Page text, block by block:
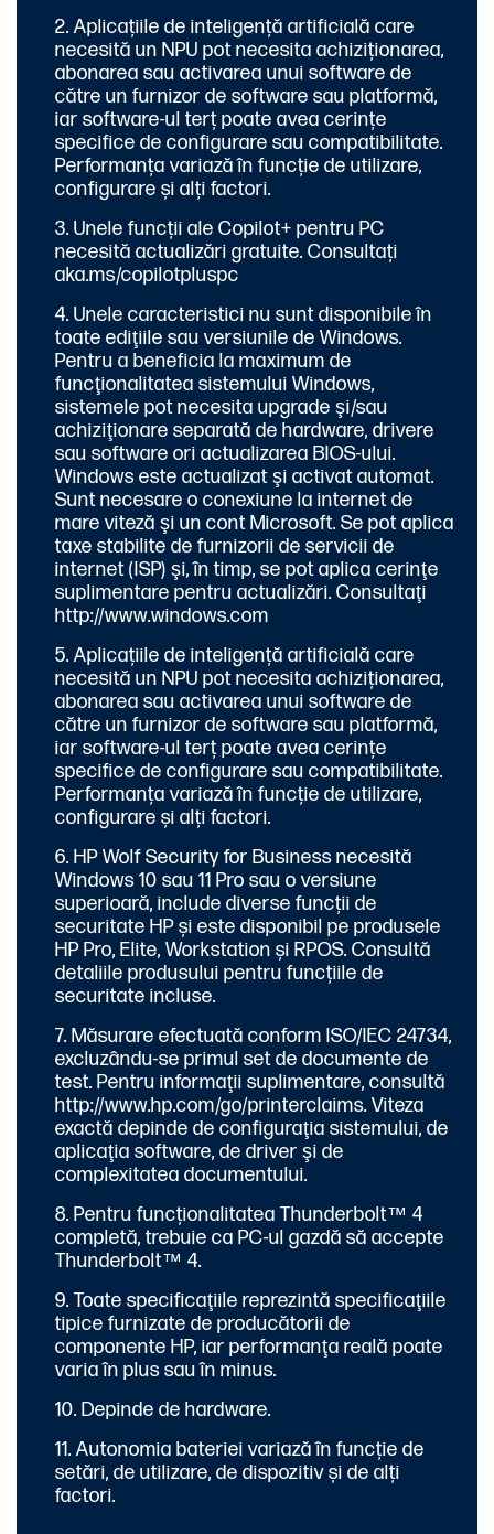
Aplicațiile de inteligență artificială care
necesită un NPU pot necesita achiziționarea,
abonarea sau activarea unui software de
către un furnizor de software sau platformă,
iar software-ul terț poate avea cerințe
specifice de configurare sau compatibilitate.
Performanța variază în funcție de utilizare,
configurare și alți factori.
Unele funcții ale Copilot+ pentru PC
necesită actualizări gratuite. Consultați
aka.ms/copilotpluspc
Unele caracteristici nu sunt disponibile în
toate ediţiile sau versiunile de Windows.
Pentru a beneficia la maximum de
funcţionalitatea sistemului Windows,
sistemele pot necesita upgrade şi/sau
achiziţionare separată de hardware, drivere
sau software ori actualizarea BIOS-ului.
Windows este actualizat şi activat automat.
Sunt necesare o conexiune la internet de
mare viteză şi un cont Microsoft. Se pot aplica
taxe stabilite de furnizorii de servicii de
internet (ISP) şi, în timp, se pot aplica cerinţe
suplimentare pentru actualizări. Consultaţi
http://www.windows.com
Aplicațiile de inteligență artificială care
necesită un NPU pot necesita achiziționarea,
abonarea sau activarea unui software de
către un furnizor de software sau platformă,
iar software-ul terț poate avea cerințe
specifice de configurare sau compatibilitate.
Performanța variază în funcție de utilizare,
configurare și alți factori.
HP Wolf Security for Business necesită
Windows 10 sau 11 Pro sau o versiune
superioară, include diverse funcții de
securitate HP și este disponibil pe produsele
HP Pro, Elite, Workstation și RPOS. Consultă
detaliile produsului pentru funcțiile de
securitate incluse.
Măsurare efectuată conform ISO/IEC 24734,
excluzându-se primul set de documente de
test. Pentru informaţii suplimentare, consultă
http://www.hp.com/go/printerclaims. Viteza
exactă depinde de configuraţia sistemului, de
aplicaţia software, de driver şi de
complexitatea documentului.
Pentru funcționalitatea Thunderbolt™ 4
completă, trebuie ca PC-ul gazdă să accepte
Thunderbolt™ 4.
Toate specificaţiile reprezintă specificaţiile
tipice furnizate de producătorii de
componente HP, iar performanţa reală poate
varia în plus sau în minus.
Depinde de hardware.
Autonomia bateriei variază în funcție de
setări, de utilizare, de dispozitiv și de alți
factori.